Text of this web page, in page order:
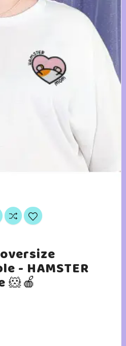
- HAMSTER
🐹🍎